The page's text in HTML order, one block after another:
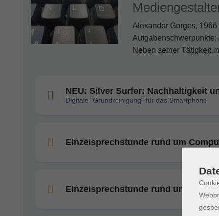
Alexander Gorges,
Neben seiner Tätigkeit
NEU: Silver Surfer: Nachhaltigkeit
Digitale "Grundreinigung" für das Smartphone
Einzelsprechstunde rund um
Einzelsprechstunde rund um